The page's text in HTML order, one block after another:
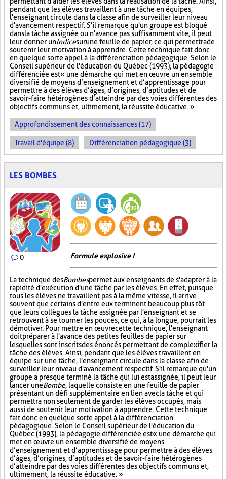
pendant que les élèves travaillent à une tâche en équipes,
l'enseignant circule dans la classe afin de surveiller leur niveau
d'avancement respectif. S'il remarque qu'un groupe est bloqué
dans la tâche assignée ou n'avance pas suffisamment vite, il peut
leur donner unIndicesurune feuille de papier, ce qui permettra de
soutenir leur motivation à apprendre. Cette technique fait donc
en quelque sorte appel à la différenciation pédagogique. Selon le
Conseil supérieur de l'éducation du Québec (1993), la pédagogie
différenciée est « une démarche qui met en œuvre un ensemble
diversifié de moyens d’enseignement et d’apprentissage pour
permettre à des élèves d’âges, d’origines, d’aptitudes et de
savoir-faire hétérogènes d’atteindre par des voies différentes des
objectifs communs et, ultimement, la réussite éducative. »
Approfondissement des connaissances (17)
Travail d'équipe (8) Différenciation pédagogique (3)
LES BOMBES
0 Formule explosive !
La technique desBombespermet aux enseignants de s'adapter à la
rapidité d'exécution d'une tâche par les élèves. En effet, puisque
tous les élèves ne travaillent pas à la même vitesse, il arrive
souvent que certains d'entre eux terminent beaucoup plus tôt
que leurs collègues la tâche assignée par l'enseignant et se
retrouvent à se tourner les pouces, ce qui, à la longue, pourrait les
démotiver. Pour mettre en œuvre cette technique, l'enseignant
doit préparer à l'avance des petites feuilles de papier sur
lesquelles sont inscrits des énoncés permettant de complexifier la
tâche des élèves. Ainsi, pendant que les élèves travaillent en
équipe sur une tâche, l'enseignant circule dans la classe afin de
surveiller leur niveau d'avancement respectif. S'il remarque qu'un
groupe a presque terminé la tâche qui lui est assignée, il peut leur
lancer uneBombe, laquelle consiste en une feuille de papier
présentant un défi supplémentaire en lien avec la tâche et qui
permettra non seulement de garder les élèves occupés, mais
aussi de soutenir leur motivation à apprendre. Cette technique
fait donc en quelque sorte appel à la différenciation
pédagogique. Selon le Conseil supérieur de l'éducation du
Québec (1993), la pédagogie différenciée est « une démarche qui
met en œuvre un ensemble diversifié de moyens
d’enseignement et d’apprentissage pour permettre à des élèves
d’âges, d’origines, d’aptitudes et de savoir-faire hétérogènes
d’atteindre par des voies différentes des objectifs communs et,
ultimement, la réussite éducative. »